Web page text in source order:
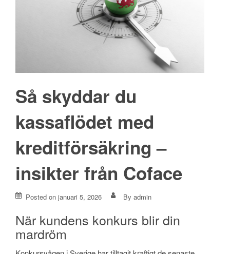
Så skyddar du
kassaflödet med
kreditförsäkring –
insikter från Coface
Posted on januari 5, 2026 By admin
När kundens konkurs blir din
mardröm